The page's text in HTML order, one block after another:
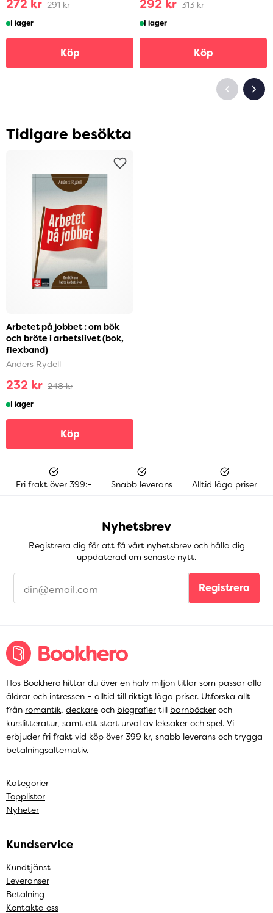
272 kr 291 kr
I lager
Köp
292 kr 313 kr
I lager
Köp
Tidigare besökta
Arbetet på jobbet : om bök
och bröte i arbetslivet (bok,
flexband)
Anders Rydell
232 kr 248 kr
I lager
Köp
Fri frakt över 399:- Snabb leverans Alltid låga priser
Nyhetsbrev
Registrera dig för att få vårt nyhetsbrev och hålla dig
uppdaterad om senaste nytt.
Registrera
Hos Bookhero hittar du över en halv miljon titlar som passar alla
åldrar och intressen – alltid till riktigt låga priser. Utforska allt
från romantik, deckare och biografier till barnböcker och
kurslitteratur, samt ett stort urval av leksaker och spel. Vi
erbjuder fri frakt vid köp över 399 kr, snabb leverans och trygga
betalningsalternativ.
Kategorier
Topplistor
Nyheter
Kundservice
Kundtjänst
Leveranser
Betalning
Kontakta oss